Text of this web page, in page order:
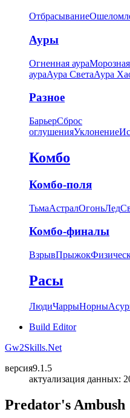
Отбрасывание
Ауры
Огненная аураМорозная
аураАура СветаАура
Разное
БарьерСброс
оглушенияУклонение
Комбо
Комбо-поля
ТьмаАстралОгоньЛед
Комбо-финалы
ВзрывПрыжок
Расы
ЛюдиЧаррыНорны
Build Editor
Gw2Skills.Net
версия9.1.5
актуализация данных:
Predator's Ambush